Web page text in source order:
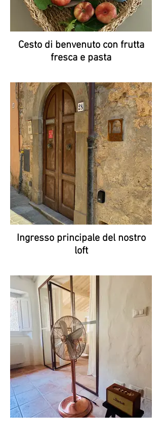
Cesto di benvenuto con frutta
fresca e pasta
Ingresso principale del nostro
loft